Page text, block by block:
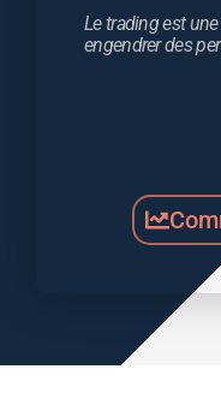
Le trading est
engendrer des